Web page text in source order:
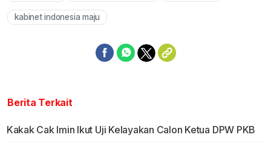
kabinet indonesia maju
Berita Terkait
Kakak Cak Imin Ikut Uji Kelayakan Calon Ketua DPW PKB